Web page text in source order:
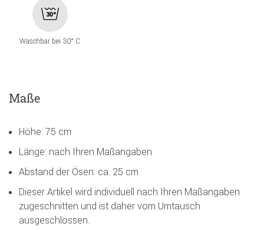
Waschbar bei 30° C
Maße
Höhe: 75 cm
Länge: nach Ihren Maßangaben
Abstand der Ösen: ca. 25 cm
Dieser Artikel wird individuell nach Ihren Maßangaben
zugeschnitten und ist daher vom Umtausch
ausgeschlossen.